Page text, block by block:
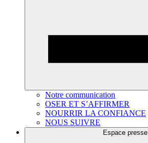
Notre communication
OSER ET S’AFFIRMER
NOURRIR LA CONFIANCE
NOUS SUIVRE
Espace presse